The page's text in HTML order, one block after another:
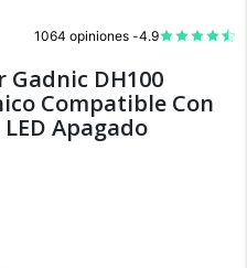
1064 opiniones -4.9
DH100
Compatible Con
Apagado